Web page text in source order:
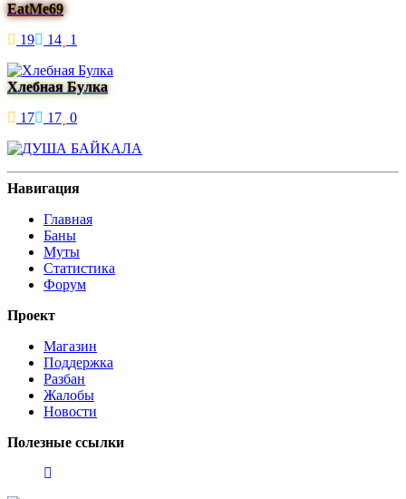
EatMe69
19
14 1
Хлебная Булка
17
17 0
Навигация
Главная
Баны
Муты
Статистика
Форум
Проект
Магазин
Поддержка
Разбан
Жалобы
Новости
Полезные ссылки